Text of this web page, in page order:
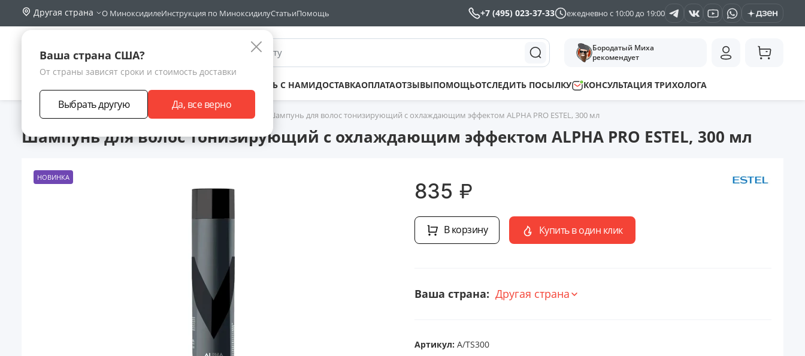
Другая страна
Ваша страна США?
От страны зависят сроки и стоимость доставки
Выбрать другую Да, все верно
О МиноксидилеИнструкция по МиноксидилуСтатьиПомощь +7 (495) 023-37-33 ежедневно с 10:00 до 19:00
Поиск по сайту
Бородатый Миха
рекомендует
ЗАРАБОТАТЬ С НАМИДОСТАВКАОПЛАТАОТЗЫВЫПОМОЩЬОТСЛЕДИТЬ ПОСЫЛКУ КОНСУЛЬТАЦИЯ ТРИХОЛОГА
Главная Уход за волосами Шампунь Шампунь для волос тонизирующий с охлаждающим эффектом ALPHA PRO ESTEL, 300 мл
Шампунь для волос тонизирующий с охлаждающим эффектом ALPHA PRO ESTEL, 300 мл
НОВИНКА
835 ₽
В корзину Купить в один клик
Ваша страна: Другая страна
Артикул: A/TS300